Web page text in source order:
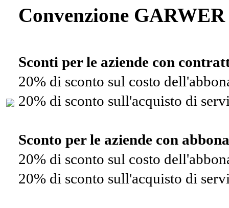
Convenzione
Sconti per le aziende con
20% di sconto sul costo
20% di sconto sull'acquisto di
Sconto per le aziende con
20% di sconto sul costo
20% di sconto sull'acquisto di